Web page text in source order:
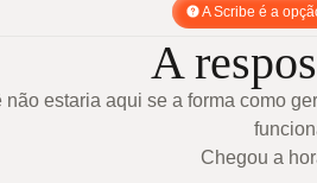
A Scribe é a
A
não estaria aqui se a forma como
Chegou a